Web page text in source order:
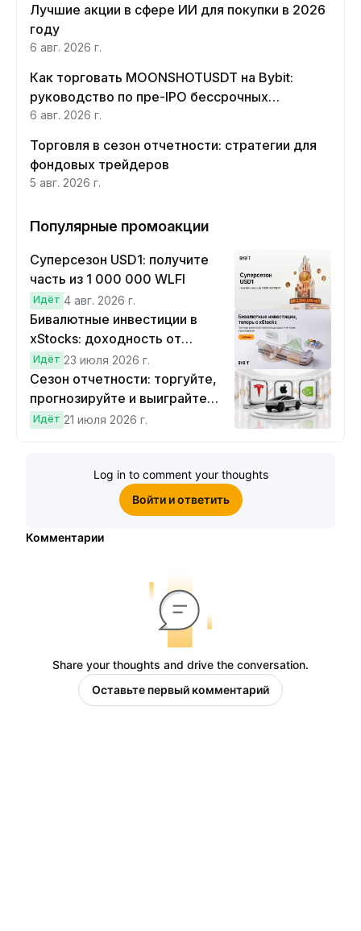
Лучшие акции в сфере ИИ для покупки в 2026
году
6 авг. 2026 г.
Как торговать MOONSHOTUSDT на Bybit:
руководство по пре-IPO бессрочных
контрактов Moonshot AI
6 авг. 2026 г.
Торговля в сезон отчетности: стратегии для
фондовых трейдеров
5 авг. 2026 г.
Популярные промоакции
Суперсезон USD1: получите
часть из 1 000 000 WLFI
Идёт 4 авг. 2026 г.
Бивалютные инвестиции в
xStocks: доходность от
прогнозов
Идёт 23 июля 2026 г.
Сезон отчетности: торгуйте,
прогнозируйте и выиграйте
Cybertruck!
Идёт 21 июля 2026 г.
Log in to comment your thoughts
Войти и ответить
Комментарии
Share your thoughts and drive the conversation.
Оставьте первый комментарий